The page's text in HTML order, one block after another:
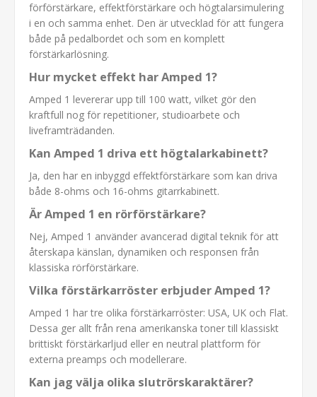
förförstärkare, effektförstärkare och högtalarsimulering
i en och samma enhet. Den är utvecklad för att fungera
både på pedalbordet och som en komplett
förstärkarlösning.
Hur mycket effekt har Amped 1?
Amped 1 levererar upp till 100 watt, vilket gör den
kraftfull nog för repetitioner, studioarbete och
liveframträdanden.
Kan Amped 1 driva ett högtalarkabinett?
Ja, den har en inbyggd effektförstärkare som kan driva
både 8-ohms och 16-ohms gitarrkabinett.
Är Amped 1 en rörförstärkare?
Nej, Amped 1 använder avancerad digital teknik för att
återskapa känslan, dynamiken och responsen från
klassiska rörförstärkare.
Vilka förstärkarröster erbjuder Amped 1?
Amped 1 har tre olika förstärkarröster: USA, UK och Flat.
Dessa ger allt från rena amerikanska toner till klassiskt
brittiskt förstärkarljud eller en neutral plattform för
externa preamps och modellerare.
Kan jag välja olika slutrörskaraktärer?